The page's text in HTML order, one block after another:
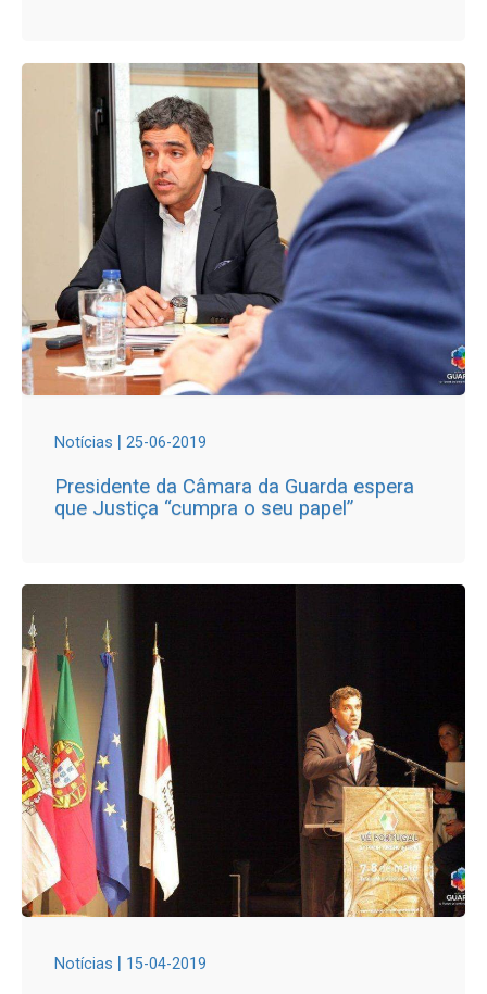
Notícias | 25-06-2019
Presidente da Câmara da Guarda espera
que Justiça “cumpra o seu papel”
Notícias | 15-04-2019